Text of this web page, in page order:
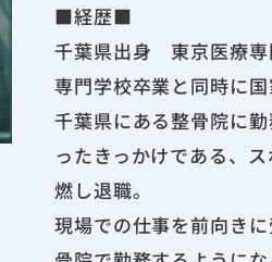
■経歴■
千葉県出身 東京医療専
専門学校卒業と同時に
千葉県にある整骨院に
ったきっかけである、
燃し退職。
現場での仕事を前向き